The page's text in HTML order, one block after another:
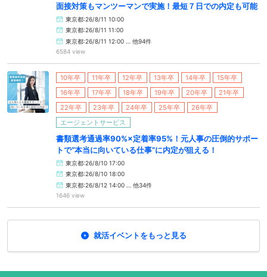
面接対策もマンツーマンで実施！最短７日での内定も可能
東京都:26/8/11 10:00
東京都:26/8/11 11:00
東京都:26/8/11 12:00 … 他94件
6584 view
10年卒 11年卒 12年卒 13年卒 14年卒
15年卒
16年卒
17年卒 18年卒 19年卒 20年卒
21年卒
22年卒
23年卒 24年卒 25年卒
26年卒
エージェントサービス
書類選考通過率90%×定着率95%！元人事の圧倒的サポー
トで“本当に向いている仕事”に内定が狙える！
東京都:26/8/10 17:00
東京都:26/8/10 18:00
東京都:26/8/12 14:00 … 他34件
1646 view
就活イベントをもっと見る